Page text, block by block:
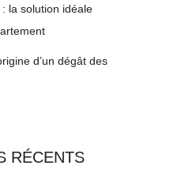
la solution idéale
d’un dégât des
RÉCENTS